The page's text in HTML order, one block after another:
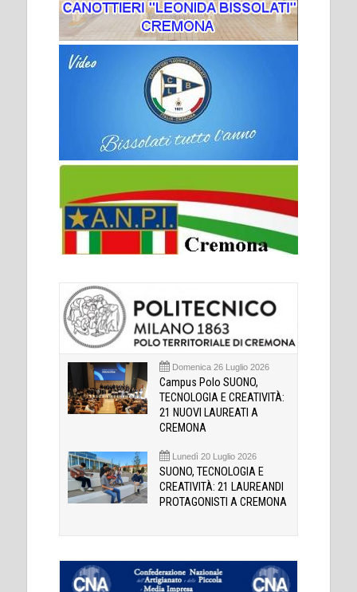
Domenica 26 Luglio 2026
Campus Polo SUONO,
TECNOLOGIA E CREATIVITÀ:
21 NUOVI LAUREATI A
CREMONA
Lunedì 20 Luglio 2026
SUONO, TECNOLOGIA E
CREATIVITÀ: 21 LAUREANDI
PROTAGONISTI A CREMONA